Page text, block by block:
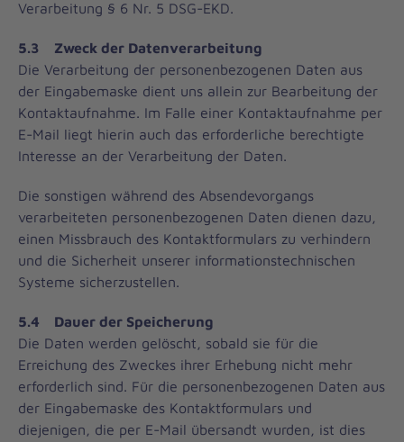
Verarbeitung § 6 Nr. 5 DSG-EKD.
5.3 Zweck der Datenverarbeitung
Die Verarbeitung der personenbezogenen Daten aus
der Eingabemaske dient uns allein zur Bearbeitung der
Kontaktaufnahme. Im Falle einer Kontaktaufnahme per
E-Mail liegt hierin auch das erforderliche berechtigte
Interesse an der Verarbeitung der Daten.
Die sonstigen während des Absendevorgangs
verarbeiteten personenbezogenen Daten dienen dazu,
einen Missbrauch des Kontaktformulars zu verhindern
und die Sicherheit unserer informationstechnischen
Systeme sicherzustellen.
5.4 Dauer der Speicherung
Die Daten werden gelöscht, sobald sie für die
Erreichung des Zweckes ihrer Erhebung nicht mehr
erforderlich sind. Für die personenbezogenen Daten aus
der Eingabemaske des Kontaktformulars und
diejenigen, die per E-Mail übersandt wurden, ist dies